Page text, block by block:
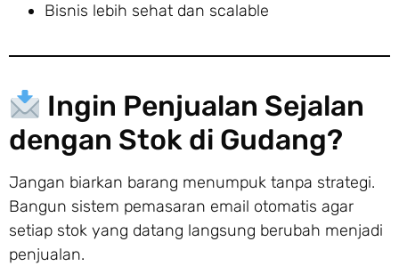
Bisnis lebih sehat dan scalable
Ingin Penjualan Sejalan
dengan Stok di Gudang?
Jangan biarkan barang menumpuk tanpa strategi.
Bangun sistem pemasaran email otomatis agar
setiap stok yang datang langsung berubah menjadi
penjualan.